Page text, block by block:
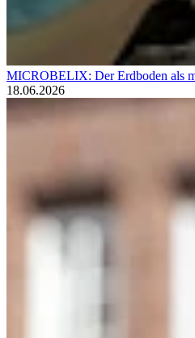
MICROBELIX: Der Erdboden als
18.06.2026